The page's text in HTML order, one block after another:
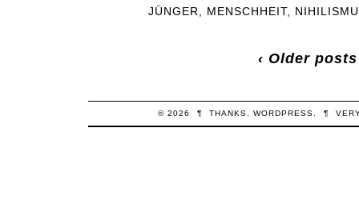
JÜNGER
MENSCHHEIT,
‹ Older posts
© 2026 ¶ THANKS, WORDPRESS. ¶